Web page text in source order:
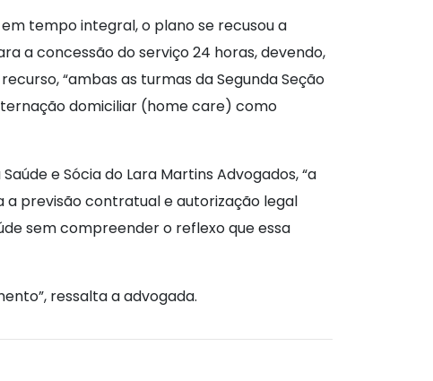
tempo integral, o plano se recusou a
a concessão do serviço 24 horas, devendo,
“ambas as turmas da Segunda Seção
domiciliar (home care) como
e Sócia do Lara Martins Advogados, “a
previsão contratual e autorização legal
sem compreender o reflexo que essa
ressalta a advogada.